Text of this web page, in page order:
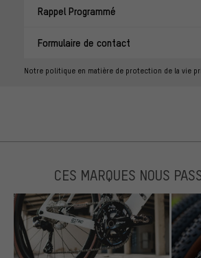
Rappel Programmé
Formulaire de contact
Notre politique en matière de protection de la vie
CES MARQUES NOUS